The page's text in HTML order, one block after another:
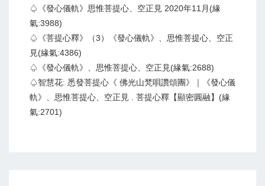
♤《發心儀軌》思惟菩提心、空正見 2020年11月(緣
氣:3988)
♤《菩提心釋》（3）《發心儀軌》、思惟菩提心、空正
見(緣氣:4386)
♤《發心儀軌》、思惟菩提心、空正見(緣氣:2688)
♤智慧花: 悉發菩提心《 佛光山梵唄讚頌團》｜《發心儀
軌》、思惟菩提心、空正見 . 菩提心釋【顯密圓融】(緣
氣:2701)